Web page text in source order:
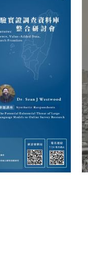
更多/open